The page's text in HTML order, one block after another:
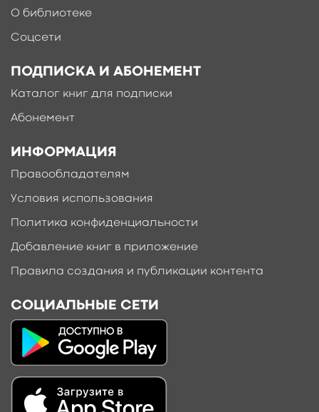
О библиотеке
Соцсети
ПОДПИСКА И АБОНЕМЕНТ
Каталог книг для подписки
Абонемент
ИНФОРМАЦИЯ
Правообладателям
Условия использования
Политика конфиденциальности
Добавление книг в приложение
Правила создания и публикации контента
СОЦИАЛЬНЫЕ СЕТИ